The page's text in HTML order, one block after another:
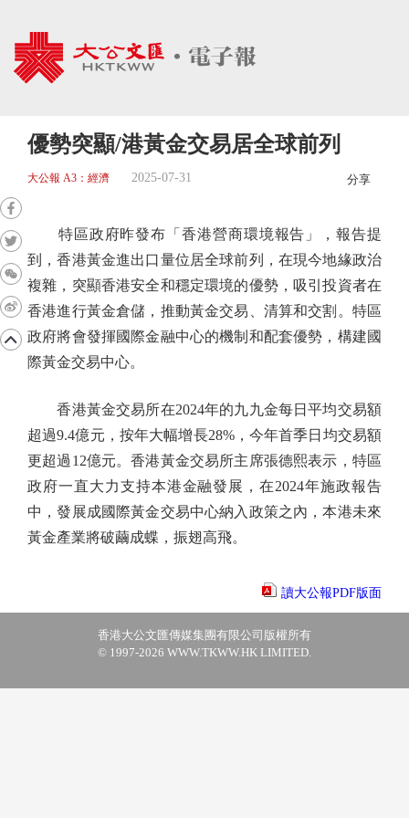
優勢突顯/港黃金交易居全球前列
大公報 A3：經濟 2025-07-31 分享
特區政府昨發布「香港營商環境報告」，報告提
到，香港黃金進出口量位居全球前列，在現今地緣政治
複雜，突顯香港安全和穩定環境的優勢，吸引投資者在
香港進行黃金倉儲，推動黃金交易、清算和交割。特區
政府將會發揮國際金融中心的機制和配套優勢，構建國
際黃金交易中心。
香港黃金交易所在2024年的九九金每日平均交易額
超過9.4億元，按年大幅增長28%，今年首季日均交易額
更超過12億元。香港黃金交易所主席張德熙表示，特區
政府一直大力支持本港金融發展，在2024年施政報告
中，發展成國際黃金交易中心納入政策之內，本港未來
黃金產業將破繭成蝶，振翅高飛。
讀大公報PDF版面
香港大公文匯傳媒集團有限公司版權所有
© 1997-2026 WWW.TKWW.HK LIMITED.